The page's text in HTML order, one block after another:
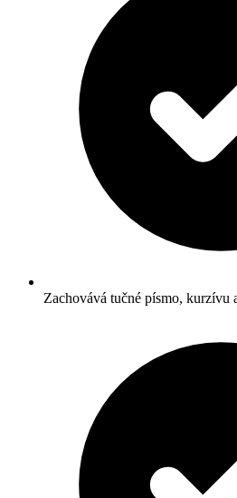
Zachovává tučné písmo, kurzívu